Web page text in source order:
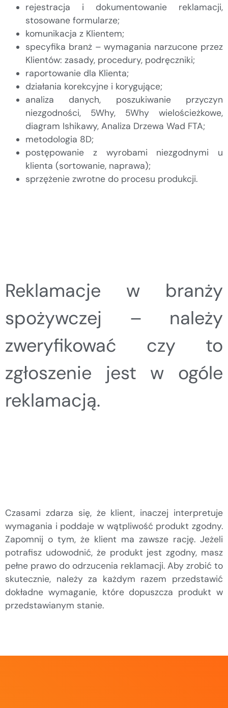
rejestracja i dokumentowanie reklamacji,
stosowane formularze;
komunikacja z Klientem;
specyfika branż – wymagania narzucone przez
Klientów: zasady, procedury, podręczniki;
raportowanie dla Klienta;
działania korekcyjne i korygujące;
analiza danych, poszukiwanie przyczyn
niezgodności, 5Why, 5Why wielościeżkowe,
diagram Ishikawy, Analiza Drzewa Wad FTA;
metodologia 8D;
postępowanie z wyrobami niezgodnymi u
klienta (sortowanie, naprawa);
sprzężenie zwrotne do procesu produkcji.
Reklamacje w branży
spożywczej – należy
zweryfikować czy to
zgłoszenie jest w ogóle
reklamacją.
Czasami zdarza się, że klient, inaczej interpretuje
wymagania i poddaje w wątpliwość produkt zgodny.
Zapomnij o tym, że klient ma zawsze rację. Jeżeli
potrafisz udowodnić, że produkt jest zgodny, masz
pełne prawo do odrzucenia reklamacji. Aby zrobić to
skutecznie, należy za każdym razem przedstawić
dokładne wymaganie, które dopuszcza produkt w
przedstawianym stanie.